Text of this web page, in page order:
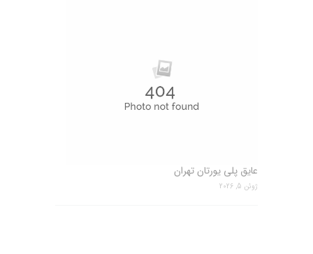
عایق پلی یورتان تهران
ژوئن 5, 2026